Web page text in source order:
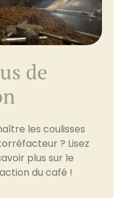
de
les coulisses
? Lisez
plus sur le
du café !